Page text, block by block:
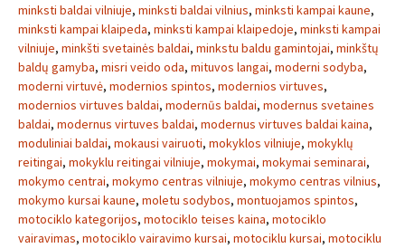
minksti baldai vilniuje, minksti baldai vilnius, minksti kampai kaune,
minksti kampai klaipeda, minksti kampai klaipedoje, minksti kampai
vilniuje, minkšti svetainės baldai, minkstu baldu gamintojai, minkštų
baldų gamyba, misri veido oda, mituvos langai, moderni sodyba,
moderni virtuvė, modernios spintos, modernios virtuves,
modernios virtuves baldai, modernūs baldai, modernus svetaines
baldai, modernus virtuves baldai, modernus virtuves baldai kaina,
moduliniai baldai, mokausi vairuoti, mokyklos vilniuje, mokyklų
reitingai, mokyklu reitingai vilniuje, mokymai, mokymai seminarai,
mokymo centrai, mokymo centras vilniuje, mokymo centras vilnius,
mokymo kursai kaune, moletu sodybos, montuojamos spintos,
motociklo kategorijos, motociklo teises kaina, motociklo
vairavimas, motociklo vairavimo kursai, motociklu kursai, motociklu